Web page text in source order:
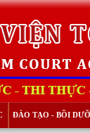
ĐÀO TẠO - BỒI